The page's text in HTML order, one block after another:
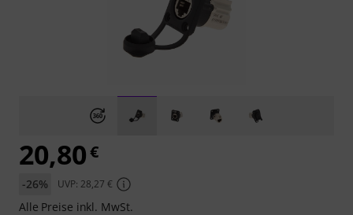
20,80€
-26% UVP: 28,27 €
Alle Preise inkl. MwSt.